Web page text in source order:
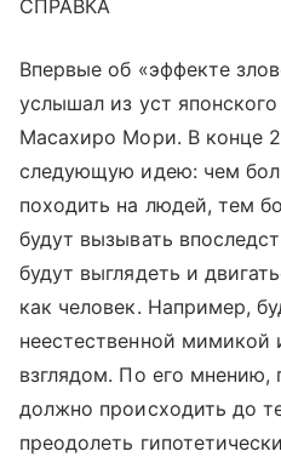
СПРАВКА
Впервые об «эффекте
услышал из уст
Масахиро Мори. В конце
следующую идею: чем
походить на людей, тем
будут вызывать
будут выглядеть и
как человек. Например,
неестественной мимикой
взглядом. По его мнению,
должно происходить до
преодолеть